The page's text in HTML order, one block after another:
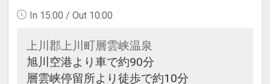
In 15:00 / Out 10:00
上川郡上川町層雲峡温泉
旭川空港より車で約90分
層雲峡停留所より徒歩で約10分